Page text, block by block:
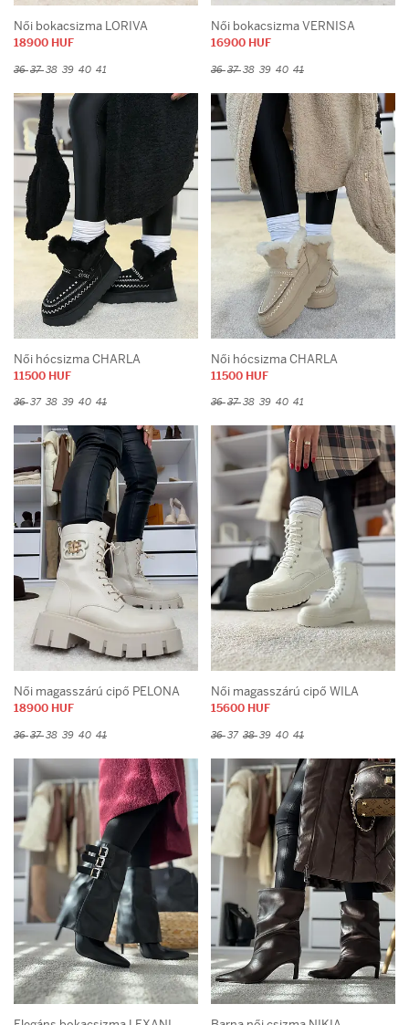
Női bokacsizma LORIVA
18900 HUF
363738 39 40 41
Női bokacsizma VERNISA
16900 HUF
363738 39 40 41
Női hócsizma CHARLA
11500 HUF
3637 38 39 40 41
Női hócsizma CHARLA
11500 HUF
363738 39 40 41
Női magasszárú cipő PELONA
18900 HUF
363738 39 40 41
Női magasszárú cipő WILA
15600 HUF
3637 3839 40 41